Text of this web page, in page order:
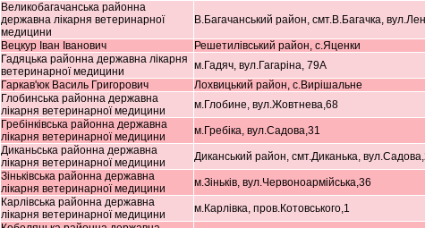
Великобагачанська районна
державна лікарня ветеринарної
медицини
В.Багачанський район, смт.В.Багачка,
Вецкур Іван Іванович
Решетилівський район, с.Яценки
Гадяцька районна державна лікарня
ветеринарної медицини
м.Гадяч, вул.Гагаріна, 79А
Гаркав'юк Василь Григорович
Лохвицький район, с.Вирішальне
Глобинська районна державна
лікарня ветеринарної медицини
м.Глобине, вул.Жовтнева,68
Гребінківська районна державна
лікарня ветеринарної медицини
м.Гребіка, вул.Садова,31
Диканьська районна державна
лікарня ветеринарної медицини
Диканський район, смт.Диканька,
Зіньківська районна державна
лікарня ветеринарної медицини
м.Зіньків, вул.Червоноармійська,36
Карлівська районна державна
лікарня ветеринарної медицини
м.Карлівка, пров.Котовського,1